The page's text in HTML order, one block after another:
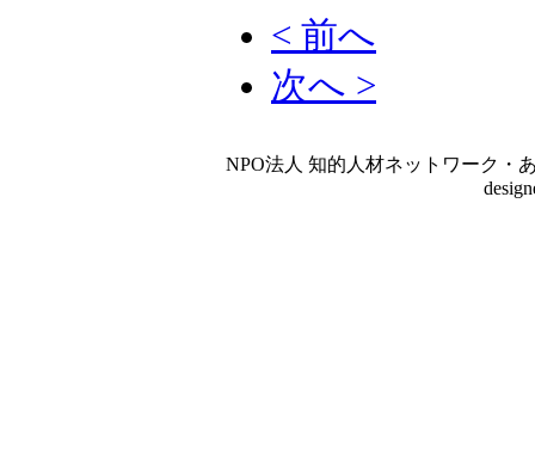
< 前へ
次へ >
NPO法人 知的人材ネットワーク・